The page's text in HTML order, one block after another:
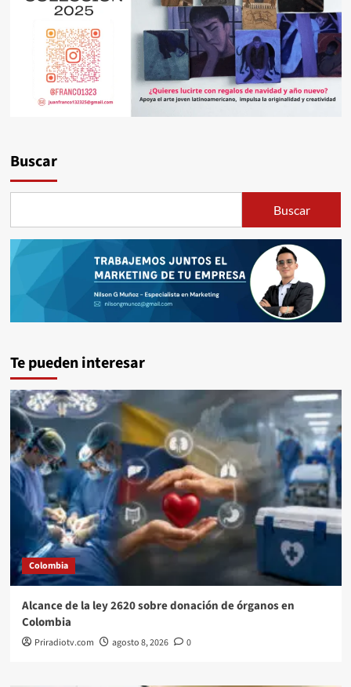
Buscar
Buscar
Te pueden interesar
Colombia
Alcance de la ley 2620 sobre donación de órganos en
Colombia
Priradiotv.com agosto 8, 2026 0